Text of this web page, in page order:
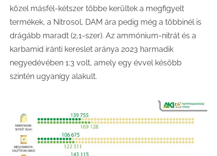
közel másfél-kétszer többe kerültek a megfigyelt
termékek, a Nitrosol, DAM ára pedig még a többinél is
drágább maradt (2,1-szer). Az ammónium-nitrát és a
karbamid iránti kereslet aránya 2023 harmadik
negyedévében 1:3 volt, amely egy évvel később
szintén ugyanígy alakult.